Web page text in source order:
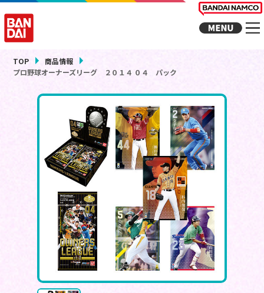
TOP
商品情報
プロ野球オーナーズリーグ ２０１４ ０４ パック